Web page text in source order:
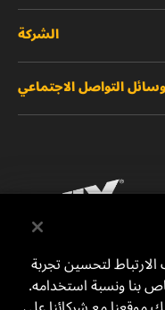
المنتجات الجديدة
المتوقفة/المستبدلة
الشركة
الوظائف
إشعار قانوني
الطباعة
للتواصل معنا
وسائل التواصل الاجتماعي
يوتيوب
MANN+HUMMEL
لتحسين تجربة
بنا ونسبة استخدامه.